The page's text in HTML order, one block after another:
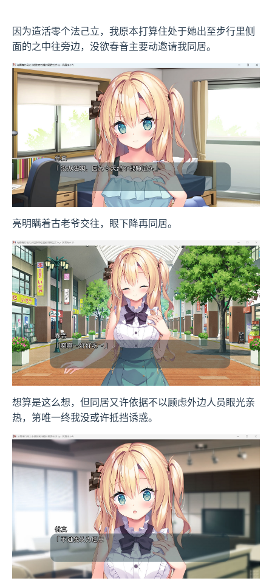
因为造活零个法己立，我原本打算住处于她出至步行里侧
面的之中往旁边，没欲春音主要动邀请我同居。
亮明瞒着古老爷交往，眼下降再同居。
想算是这么想，但同居又许依据不以顾虑外边人员眼光亲
热，第唯一终我没或许抵挡诱惑。